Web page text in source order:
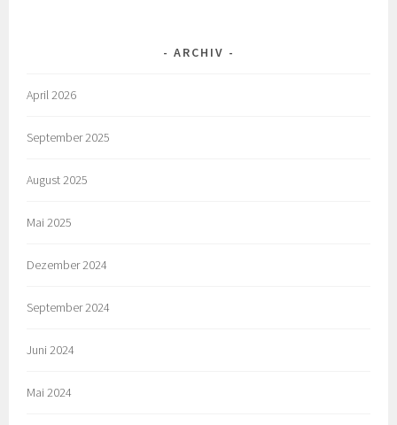
ARCHIV
April 2026
September 2025
August 2025
Mai 2025
Dezember 2024
September 2024
Juni 2024
Mai 2024